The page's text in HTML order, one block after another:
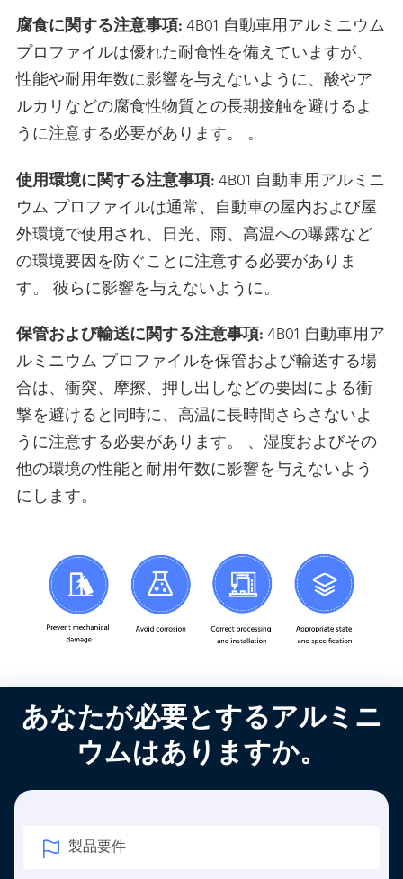
腐食に関する注意事項:4B01 自動車用アルミニウム
プロファイルは優れた耐食性を備えていますが、
性能や耐用年数に影響を与えないように、酸やア
ルカリなどの腐食性物質との長期接触を避けるよ
うに注意する必要があります。 。
使用環境に関する注意事項:4B01 自動車用アルミニ
ウム プロファイルは通常、自動車の屋内および屋
外環境で使用され、日光、雨、高温への曝露など
の環境要因を防ぐことに注意する必要がありま
す。 彼らに影響を与えないように。
保管および輸送に関する注意事項:4B01 自動車用ア
ルミニウム プロファイルを保管および輸送する場
合は、衝突、摩擦、押し出しなどの要因による衝
撃を避けると同時に、高温に長時間さらさないよ
うに注意する必要があります。 、湿度およびその
他の環境の性能と耐用年数に影響を与えないよう
にします。
あなたが必要とするアルミニ
ウムはありますか。